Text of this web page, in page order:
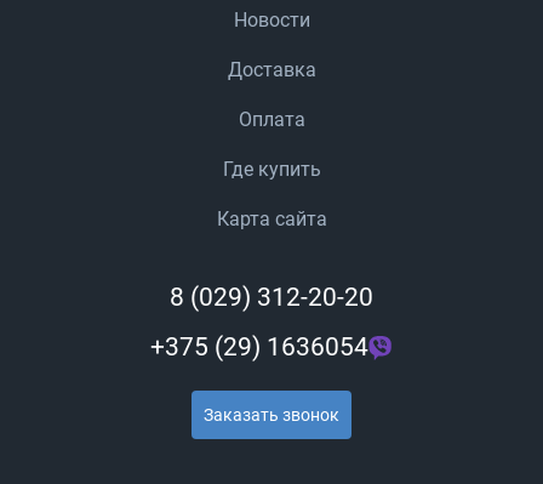
Новости
Доставка
Оплата
Где купить
Карта сайта
8 (029) 312-20-20
+375 (29) 1636054
Заказать звонок